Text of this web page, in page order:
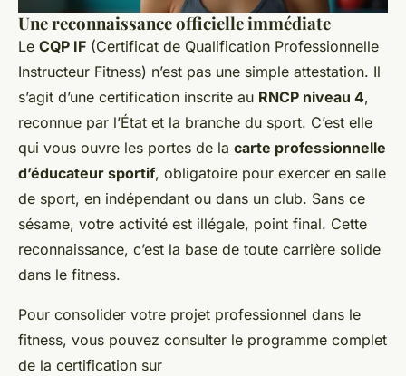
Une reconnaissance officielle immédiate
Le CQP IF (Certificat de Qualification Professionnelle
Instructeur Fitness) n’est pas une simple attestation. Il
s’agit d’une certification inscrite au RNCP niveau 4,
reconnue par l’État et la branche du sport. C’est elle
qui vous ouvre les portes de la carte professionnelle
d’éducateur sportif, obligatoire pour exercer en salle
de sport, en indépendant ou dans un club. Sans ce
sésame, votre activité est illégale, point final. Cette
reconnaissance, c’est la base de toute carrière solide
dans le fitness.
Pour consolider votre projet professionnel dans le
fitness, vous pouvez consulter le programme complet
de la certification sur